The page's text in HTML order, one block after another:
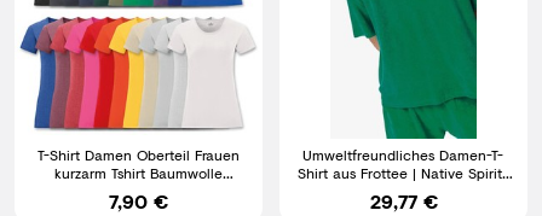
T-Shirt Damen Oberteil Frauen
kurzarm Tshirt Baumwolle
Rundhals XS S M L XL XXL
7,90 €
Umweltfreundliches Damen-T-
Shirt aus Frottee | Native Spirit |
NS328
29,77 €